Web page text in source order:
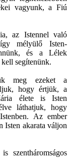
vagyunk, a Fiú
az Istennel való
mélyülő Isten-
és a Lélek
segítenünk.
meg ezeket a
hogy értjük, a
élete is Isten
láthatjuk, hogy
Az ember
Isten akarata váljon
szentháromságos